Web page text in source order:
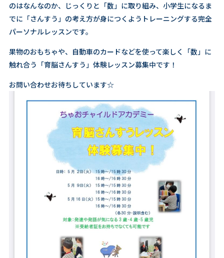
のはなんなのか、じっくりと「数」に取り組み、小学生になるま
でに「さんすう」の考え方が身につくようトレーニングする完全
パーソナルレッスンです。
果物のおもちゃや、自動車のカードなどを使って楽しく「数」に
触れ合う「育脳さんすう」体験レッスン募集中です！
お問い合わせお待ちしています☆